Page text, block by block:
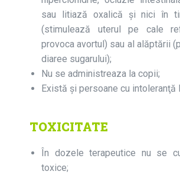
sau litiază oxalică şi nici în
(stimulează uterul pe cale
provoca avortul) sau al alăptării
diaree sugarului);
Nu se administreaza la copii;
Există şi persoane cu intoleranţă
TOXICITATE
În dozele terapeutice nu se
toxice;